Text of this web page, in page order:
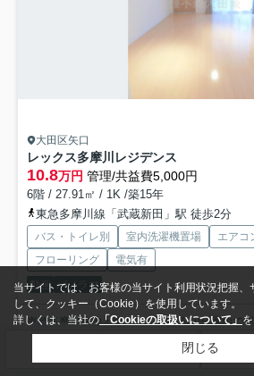
大田区矢口
レックス多摩川レジデンス
10.8万円 管理/共益費5,000円
6階 / 27.91㎡ / 1K /築15年
東急多摩川線「武蔵新田」駅 徒歩2分
バス・トイレ別 室内洗濯機置場 エアコ
フローリング
電気有
動画 パノラマ
東急多摩川線池上線どちらも徒歩10分圏内で
犬、猫2匹迄飼育可！共用部には宅配ボック
当サイトでは、お客様の当サイト利用状況把握、
して、クッキー（Cookie）を使用しています。
詳しくは、当社の 「Cookieの取扱いについて」
閉じる